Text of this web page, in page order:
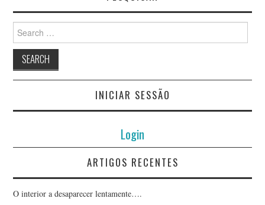
Search
for:
INICIAR SESSÃO
Login
ARTIGOS RECENTES
O interior a desaparecer lentamente….